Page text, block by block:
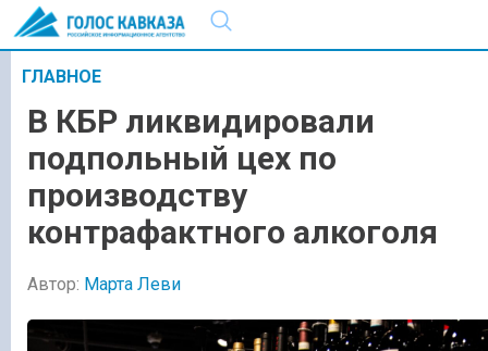
ГЛАВНОЕ
В КБР ликвидировали
подпольный цех по
производству
контрафактного алкоголя
Автор: Марта Леви